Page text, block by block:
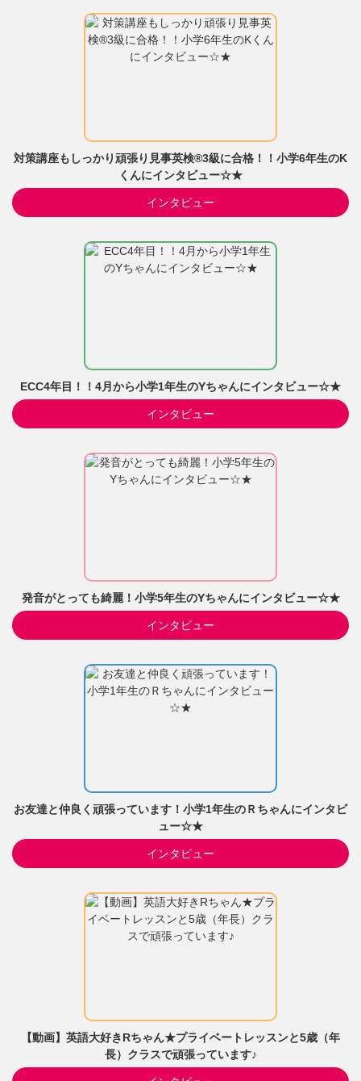
対策講座もしっかり頑張り見事英検®3級に合格！！小学6年生のK
くんにインタビュー☆★
インタビュー
ECC4年目！！4月から小学1年生のYちゃんにインタビュー☆★
インタビュー
発音がとっても綺麗！小学5年生のYちゃんにインタビュー☆★
インタビュー
お友達と仲良く頑張っています！小学1年生のＲちゃんにインタビ
ュー☆★
インタビュー
【動画】英語大好きRちゃん★プライベートレッスンと5歳（年
長）クラスで頑張っています♪